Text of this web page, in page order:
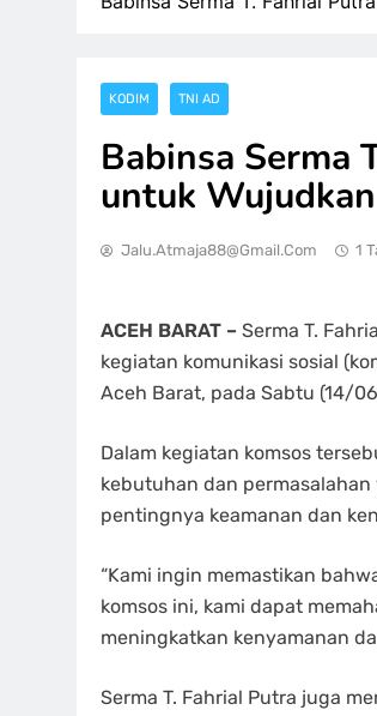
KODIM TNI AD
Babinsa Serma
untuk
Jalu.atmaja88@gmail.com 1
ACEH BARAT – Serma T.
kegiatan komunikasi sosial
Aceh Barat, pada Sabtu (14/
Dalam kegiatan komsos
kebutuhan dan
pentingnya keamanan dan
“Kami ingin memastikan
komsos ini, kami dapat
meningkatkan kenyamanan
Serma T. Fahrial Putra juga